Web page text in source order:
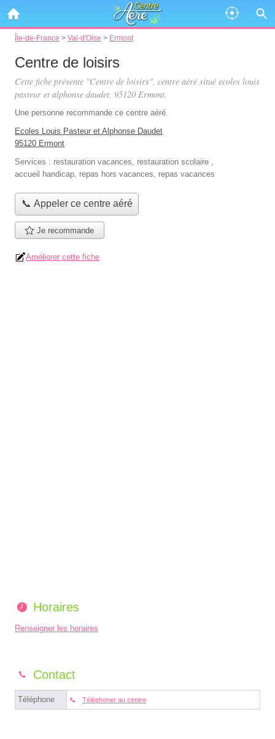
Île-de-France > Val-d'Oise > Ermont
Centre de loisirs
Cette fiche présente "Centre de loisirs", centre aéré situé ecoles louis
pasteur et alphonse daudet, 95120 Ermont.
Une personne recommande ce centre aéré.
Ecoles Louis Pasteur et Alphonse Daudet
95120 Ermont
Services : restauration vacances, restauration scolaire ,
accueil handicap, repas hors vacances, repas vacances
📞 Appeler ce centre aéré
Je recommande
Améliorer cette fiche
Horaires
Renseigner les horaires
Contact
Téléphone Téléphoner au centre